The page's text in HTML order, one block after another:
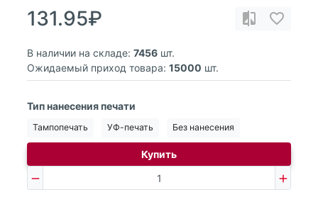
131.95₽
В наличии на складе: 7456 шт.
Ожидаемый приход товара: 15000 шт.
Тип нанесения печати
Тампопечать УФ-печать Без нанесения
Купить